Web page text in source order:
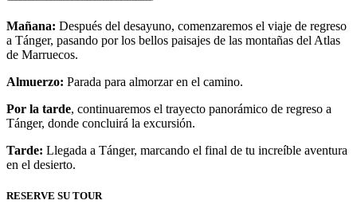
Mañana: Después del desayuno, comenzaremos el viaje de regreso
a Tánger, pasando por los bellos paisajes de las montañas del Atlas
de Marruecos.
Almuerzo: Parada para almorzar en el camino.
Por la tarde, continuaremos el trayecto panorámico de regreso a
Tánger, donde concluirá la excursión.
Tarde: Llegada a Tánger, marcando el final de tu increíble aventura
en el desierto.
RESERVE SU TOUR